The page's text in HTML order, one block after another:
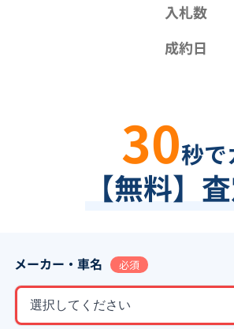
入札数
成約日
30秒で
【無料】
メーカー・車名 必須
選択してください